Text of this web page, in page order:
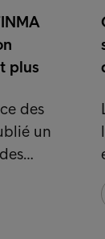
plus
des
un